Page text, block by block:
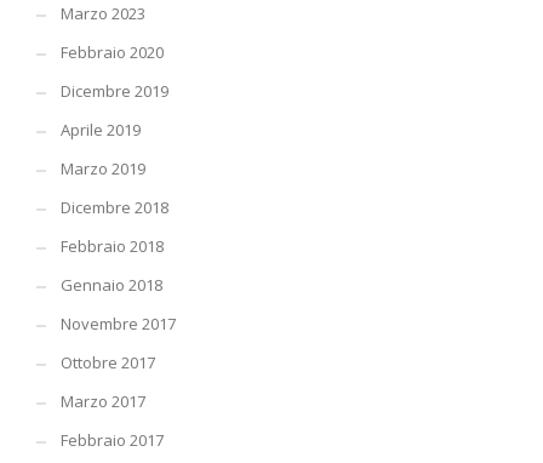
Marzo 2023
Febbraio 2020
Dicembre 2019
Aprile 2019
Marzo 2019
Dicembre 2018
Febbraio 2018
Gennaio 2018
Novembre 2017
Ottobre 2017
Marzo 2017
Febbraio 2017